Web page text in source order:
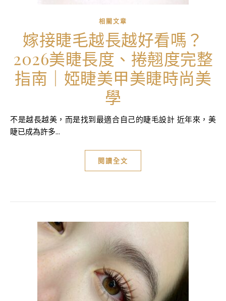
相關文章
嫁接睫毛越長越好看嗎？
2026美睫長度、捲翹度完整
指南｜婭睫美甲美睫時尚美
學
不是越長越美，而是找到最適合自己的睫毛設計 近年來，美
睫已成為許多...
閱讀全文